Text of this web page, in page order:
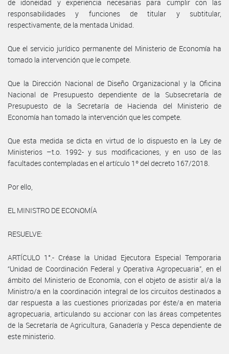
de idoneidad y experiencia necesarias para cumplir con las
responsabilidades y funciones de titular y subtitular,
respectivamente, de la mentada Unidad.
Que el servicio jurídico permanente del Ministerio de Economía ha
tomado la intervención que le compete.
Que la Dirección Nacional de Diseño Organizacional y la Oficina
Nacional de Presupuesto dependiente de la Subsecretaría de
Presupuesto de la Secretaría de Hacienda del Ministerio de
Economía han tomado la intervención que les compete.
Que esta medida se dicta en virtud de lo dispuesto en la Ley de
Ministerios –t.o. 1992- y sus modificaciones, y en uso de las
facultades contempladas en el artículo 1º del decreto 167/2018.
Por ello,
EL MINISTRO DE ECONOMÍA
RESUELVE:
ARTÍCULO 1°.- Créase la Unidad Ejecutora Especial Temporaria
“Unidad de Coordinación Federal y Operativa Agropecuaria”, en el
ámbito del Ministerio de Economía, con el objeto de asistir al/a la
Ministro/a en la coordinación integral de los circuitos destinados a
dar respuesta a las cuestiones priorizadas por éste/a en materia
agropecuaria, articulando su accionar con las áreas competentes
de la Secretaría de Agricultura, Ganadería y Pesca dependiente de
este ministerio.